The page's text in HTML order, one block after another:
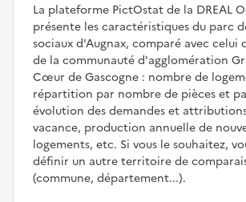
La plateforme PictOstat de la DREAL
présente les caractéristiques du parc
sociaux d'Augnax, comparé avec celui
de la communauté d'agglomération
Cœur de Gascogne : nombre de
répartition par nombre de pièces et
évolution des demandes et
vacance, production annuelle de
logements, etc. Si vous le souhaitez,
définir un autre territoire de
(commune, département...).